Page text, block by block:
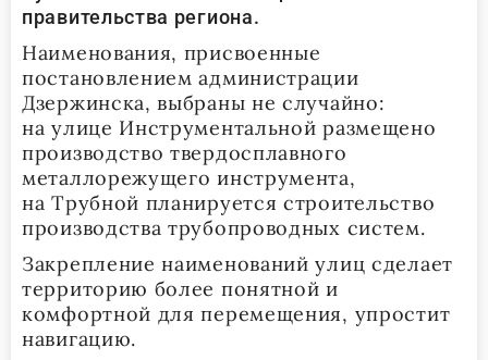
правительства региона.
Наименования, присвоенные
постановлением администрации
Дзержинска, выбраны не случайно:
на улице Инструментальной размещено
производство твердосплавного
металлорежущего инструмента,
на Трубной планируется строительство
производства трубопроводных систем.
Закрепление наименований улиц сделает
территорию более понятной и
комфортной для перемещения, упростит
навигацию.